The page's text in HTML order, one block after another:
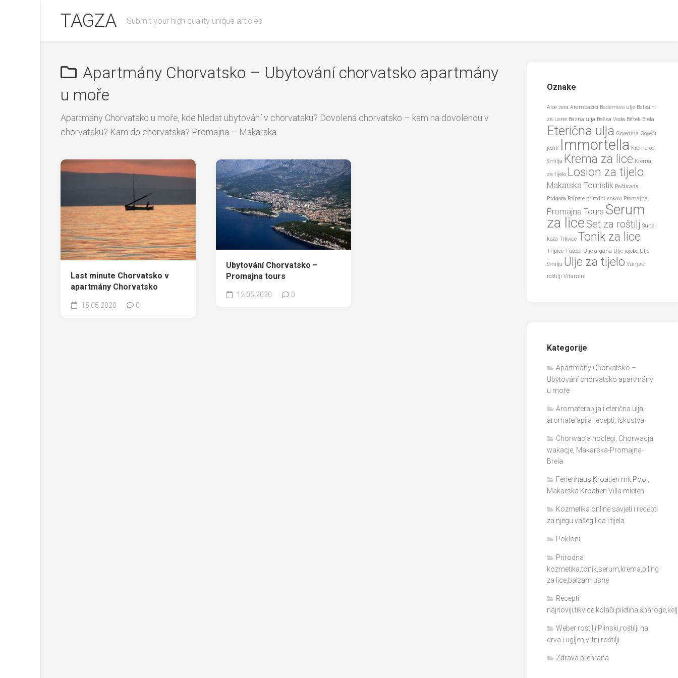
TAGZA Submit your high quality unique articles
Apartmány Chorvatsko – Ubytování chorvatsko apartmány
u moře
Apartmány Chorvatsko u moře, kde hledat ubytování v chorvatsku? Dovolená chorvatsko – kam na dovolenou v
chorvatsku? Kam do chorvatska? Promajna – Makarska
Last minute Chorvatsko v
apartmány Chorvatsko
15.05.2020 0
Ubytování Chorvatsko –
Promajna tours
12.05.2020 0
Oznake
Aloe vera Arambašići Bademovo ulje Balzam
za usne Bazna ulja Baška Voda Biftek Brela
Eterična ulja Govedina Goveđi
jezik Immortella Krema od
Smilja Krema za lice Krema
za tijelo Losion za tijelo
Makarska Touristik Pašticada
Podgora Polpete prirodni sokovi Promajna
Promajna Tours Serum
za lice Set za roštilj Suha
koža Tikvice Tonik za lice
Tripice Tučepi Ulje argana Ulje jojobe Ulje
Smilja Ulje za tijelo Vanjski
roštilji Vitamini
Kategorije
Apartmány Chorvatsko –
Ubytování chorvatsko apartmány
u moře
Aromaterapija i eterična ulja,
aromaterapija recepti, iskustva
Chorwacja noclegi, Chorwacja
wakacje, Makarska-Promajna-
Brela
Ferienhaus Kroatien mit Pool,
Makarska Kroatien Villa mieten
Kozmetika online savjeti i recepti
za njegu vašeg lica i tijela
Pokloni
Prirodna
kozmetika,tonik,serum,krema,piling
za lice,balzam usne
Recepti
Weber roštilji.Plinski,roštilji na
drva i ugljen,vrtni roštilji
Zdrava prehrana